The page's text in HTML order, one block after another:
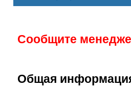
Сообщите
Общая